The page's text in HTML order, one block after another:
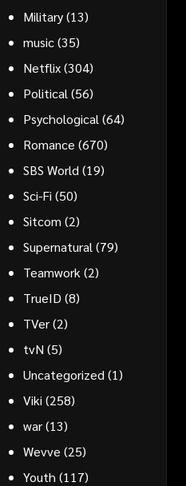
Military(13)
music(35)
Netflix(304)
Political (56)
Psychological (64)
Romance (670)
SBS World (19)
Sci-Fi (50)
Sitcom (2)
Supernatural (79)
Teamwork (2)
TrueID (8)
TVer(2)
tvN (5)
Uncategorized (1)
Viki (258)
war(13)
Wevve (25)
Youth (117)